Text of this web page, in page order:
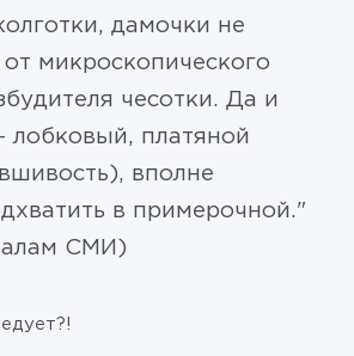
дамочки не
микроскопического
чесотки. Да и
лобковый, платяной
вполне
в примерочной."
СМИ)